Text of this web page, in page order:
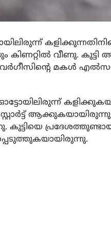
കിണറ്റില്‍ വീണു.
വര്‍ഗീസിന്റെ മകള്‍
ഓട്ടോയിലിരുന്ന്
ആക്കുകയായിരുന്നു.